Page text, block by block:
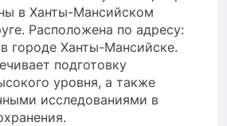
в Ханты-Мансийском
Расположена по адресу:
городе Ханты-Мансийске.
подготовку
уровня, а также
исследованиями в